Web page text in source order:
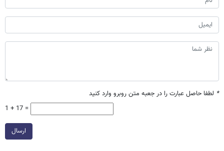
* لطفا حاصل عبارت را در جعبه متن روبرو وارد کنید
1 + 17 =
ارسال